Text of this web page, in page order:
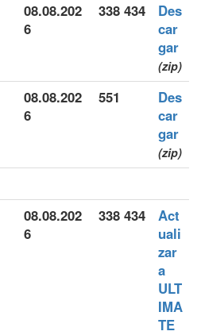
08.08.202
6
338 434
Des
car
gar
(zip)
08.08.202
6
551
Des
car
gar
(zip)
08.08.202
6
338 434
Act
uali
zar
a
ULT
IMA
TE